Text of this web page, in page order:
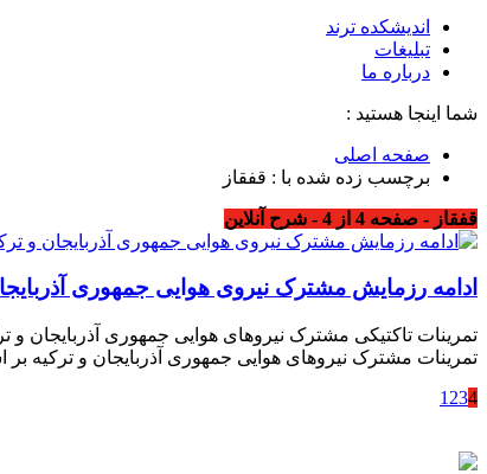
اندیشکده ترند
تبلیغات
درباره ما
شما اینجا هستید :
صفحه اصلی
برچسب زده شده با : قفقاز
قفقاز - صفحه 4 از 4 - شرح آنلاین
ادامه رزمایش مشترک نیروی هوایی جمهوری
تمرینات مشترک نیروهای هوایی جمهوری آذربایجان و ترکیه
1 234